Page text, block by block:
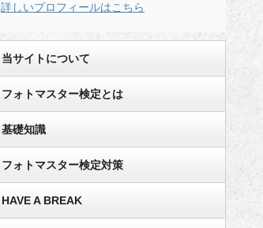
詳しいプロフィールはこちら
当サイトについて
フォトマスター検定とは
基礎知識
フォトマスター検定対策
HAVE A BREAK